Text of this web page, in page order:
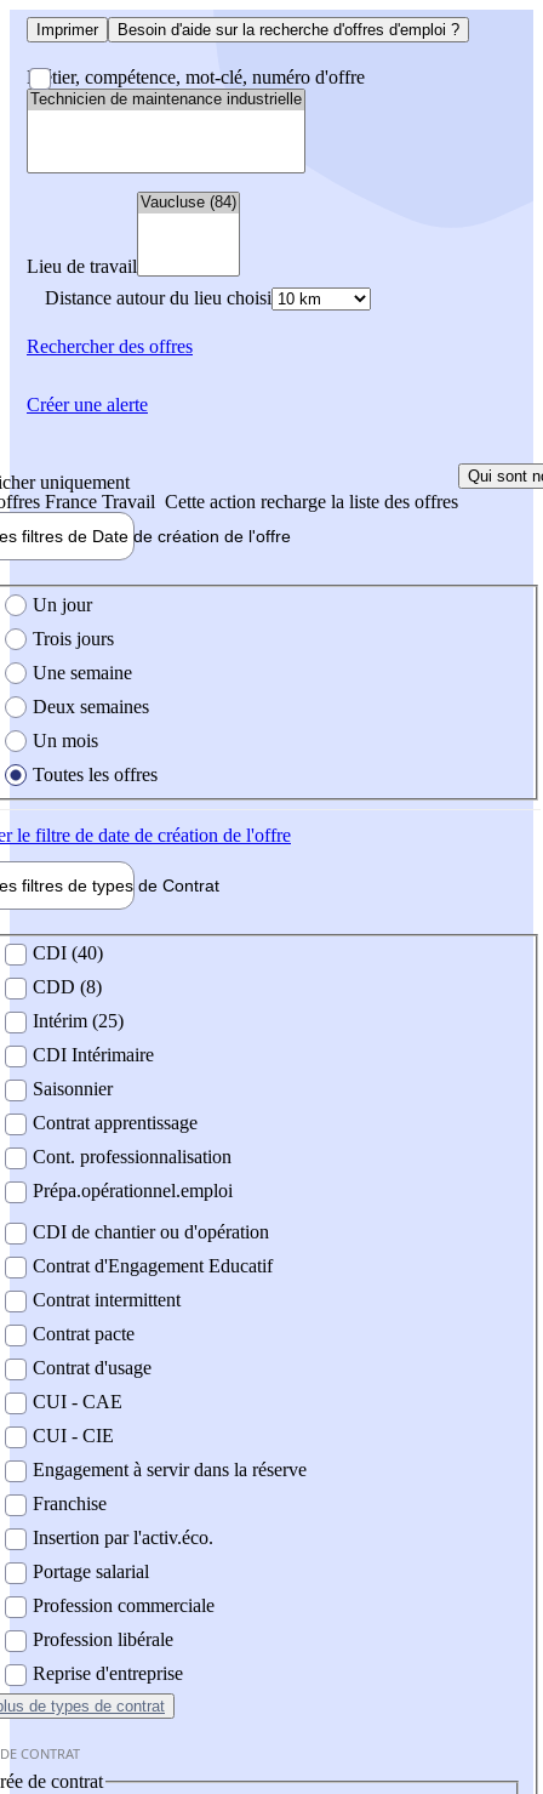
Imprimer Besoin d'aide sur la recherche d'offres d'emploi ?
Métier, compétence, mot-clé, numéro d'offre
Lieu de travail
Distance autour du lieu choisi
Rechercherdes offres
uniquement
France Travail Cette action recharge la liste des offres
Qui sont
filtres de Date de création de l'offre
création de l'offre
Un jour
Trois jours
Une semaine
Deux semaines
Un mois
Toutes les offres
le filtre de date de création de l'offre
filtres de types de Contrat
contrat
CDI (40)
CDD (8)
Intérim (25)
CDI Intérimaire
Saisonnier
Contrat apprentissage
Cont. professionnalisation
Prépa.opérationnel.emploi
CDI de chantier ou d'opération
Contrat d'Engagement Educatif
Contrat intermittent
Contrat pacte
Contrat d'usage
CUI - CAE
CUI - CIE
Engagement à servir dans la réserve
Franchise
Insertion par l'activ.éco.
Portage salarial
Profession commerciale
Profession libérale
Reprise d'entreprise
de types de contrat
CONTRAT
de contrat
Créer une alerte